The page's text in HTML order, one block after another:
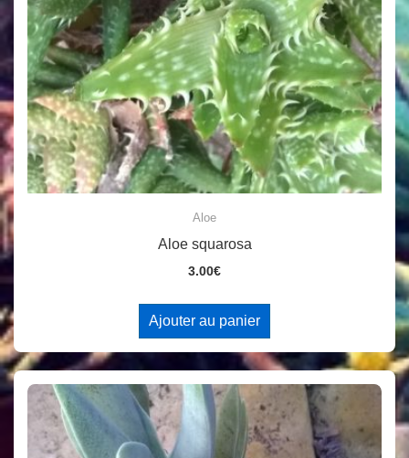
Aloe
Aloe squarosa
3.00€
Ajouter au panier